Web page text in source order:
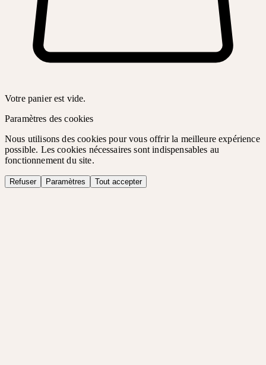
Votre panier est vide.
Paramètres des cookies
Nous utilisons des cookies pour vous offrir la meilleure expérience
possible. Les cookies nécessaires sont indispensables au
fonctionnement du site.
Refuser Paramètres Tout accepter